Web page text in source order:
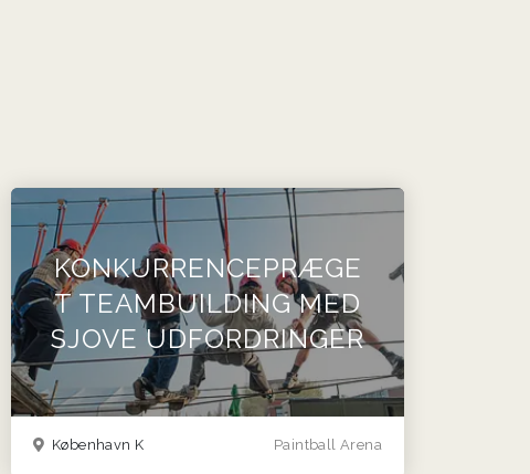
KONKURRENCEPRÆGE
T TEAMBUILDING MED
SJOVE UDFORDRINGER
Paintball Arena
København K